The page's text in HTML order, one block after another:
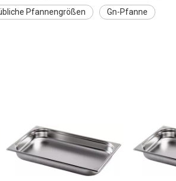
Pfannengrößen Gn-Pfanne